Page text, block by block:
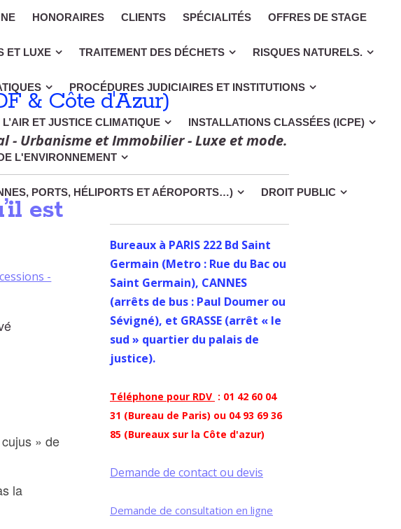
HONORAIRES CLIENTS SPÉCIALITÉS OFFRES DE STAGE
ET LUXE TRAITEMENT DES DÉCHETS RISQUES NATURELS.
PROCÉDURES JUDICIAIRES ET INSTITUTIONS
ET JUSTICE CLIMATIQUE INSTALLATIONS CLASSÉES (ICPE)
L'ENVIRONNEMENT
PORTS, HÉLIPORTS ET AÉROPORTS…) DROIT PUBLIC
& Côte d'Azur)
- Urbanisme et Immobilier - Luxe et mode.
est
-
» de
la
Bureaux à PARIS 222 Bd Saint
Germain (Metro : Rue du Bac ou
Saint Germain), CANNES
(arrêts de bus : Paul Doumer ou
Sévigné), et GRASSE (arrêt « le
sud » quartier du palais de
justice).
Téléphone pour RDV : 01 42 60 04
31 (Bureau de Paris) ou 04 93 69 36
85 (Bureaux sur la Côte d'azur)
Demande de contact ou devis
Demande de consultation en ligne